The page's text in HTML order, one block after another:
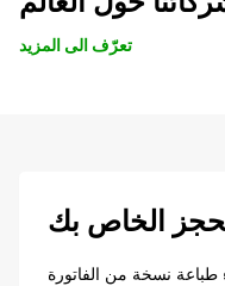
تعرّف الى المزيد
الخاص بك
نسخة من الفاتورة